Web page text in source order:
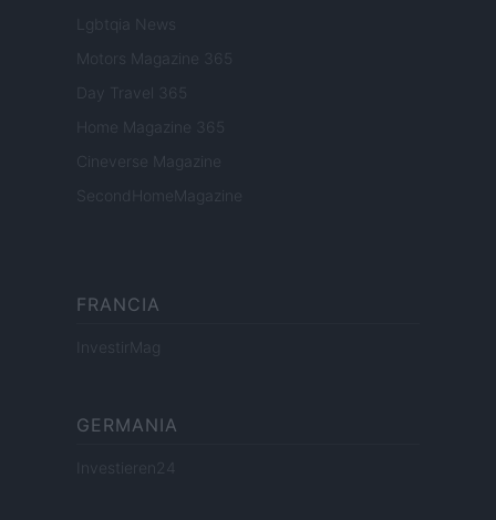
Lgbtqia News
Motors Magazine 365
Day Travel 365
Home Magazine 365
Cineverse Magazine
SecondHomeMagazine
FRANCIA
InvestirMag
GERMANIA
Investieren24